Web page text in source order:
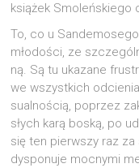
ksią­żek Smo­leń­skie­go
To, co u
mło­do­ści, ze
ną. Są tu uka­za­ne
we wszyst­kich
su­al­no­ścią, poprzez
słych karą boską, po
się ten pierw­szy raz
dys­po­nu­je moc­ny­mi